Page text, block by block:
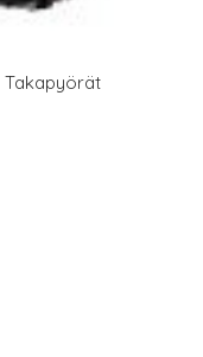
Takapyörät